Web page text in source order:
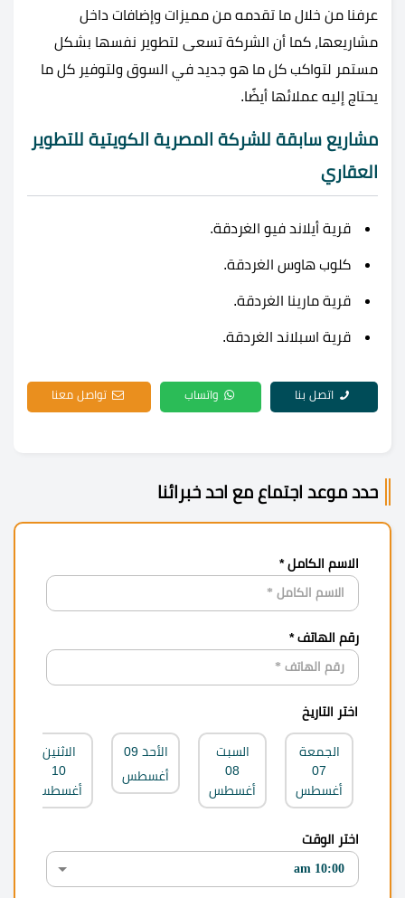
عرفنا من خلال ما تقدمه من مميزات وإضافات داخل
مشاريعها، كما أن الشركة تسعى لتطوير نفسها بشكل
مستمر لتواكب كل ما هو جديد في السوق ولتوفير كل ما
يحتاج إليه عملائها أيضًا.
مشاريع سابقة للشركة المصرية الكويتية للتطوير
العقاري
قرية أيلاند فيو الغردقة.
كلوب هاوس الغردقة.
قرية مارينا الغردقة.
قرية اسبلاند الغردقة.
اتصل بنا واتساب تواصل معنا
حدد موعد اجتماع مع احد خبرائنا
الاسم الكامل *
رقم الهاتف *
اختر التاريخ
الجمعة
07
أغسطس
السبت
08
أغسطس
الأحد 09
أغسطس
الاثنين
10
أغسطس
اختر الوقت